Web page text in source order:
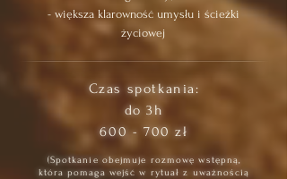
- większa klarowność umysłu i ścieżki
życiowej
Czas spotkania:
do 3h
600 - 700 zł
(Spotkanie obejmuje rozmowę wstępną,
która pomaga wejść w rytuał z uważnością